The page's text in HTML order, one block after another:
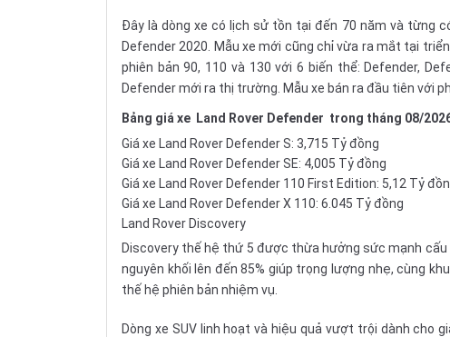
Đây là dòng xe có lịch sử tồn tại đến 70 năm và từng
Defender 2020. Mẫu xe mới cũng chỉ vừa ra mắt tại
phiên bản 90, 110 và 130 với 6 biến thể: Defender,
Defender mới ra thị trường. Mẫu xe bán ra đầu tiên với
Bảng giá xe Land Rover Defender trong tháng 08/
Giá xe Land Rover Defender S: 3,715 Tỷ đồng
Giá xe Land Rover Defender SE: 4,005 Tỷ đồng
Giá xe Land Rover Defender 110 First Edition: 5,12 Tỷ
Giá xe Land Rover Defender X 110: 6.045 Tỷ đồng
Land Rover Discovery
Discovery thế hệ thứ 5 được thừa hưởng sức mạnh cấu
nguyên khối lên đến 85% giúp trọng lượng nhẹ, cùng
thế hệ phiên bản nhiệm vụ.
Dòng xe SUV linh hoạt và hiệu quả vượt trội dành cho